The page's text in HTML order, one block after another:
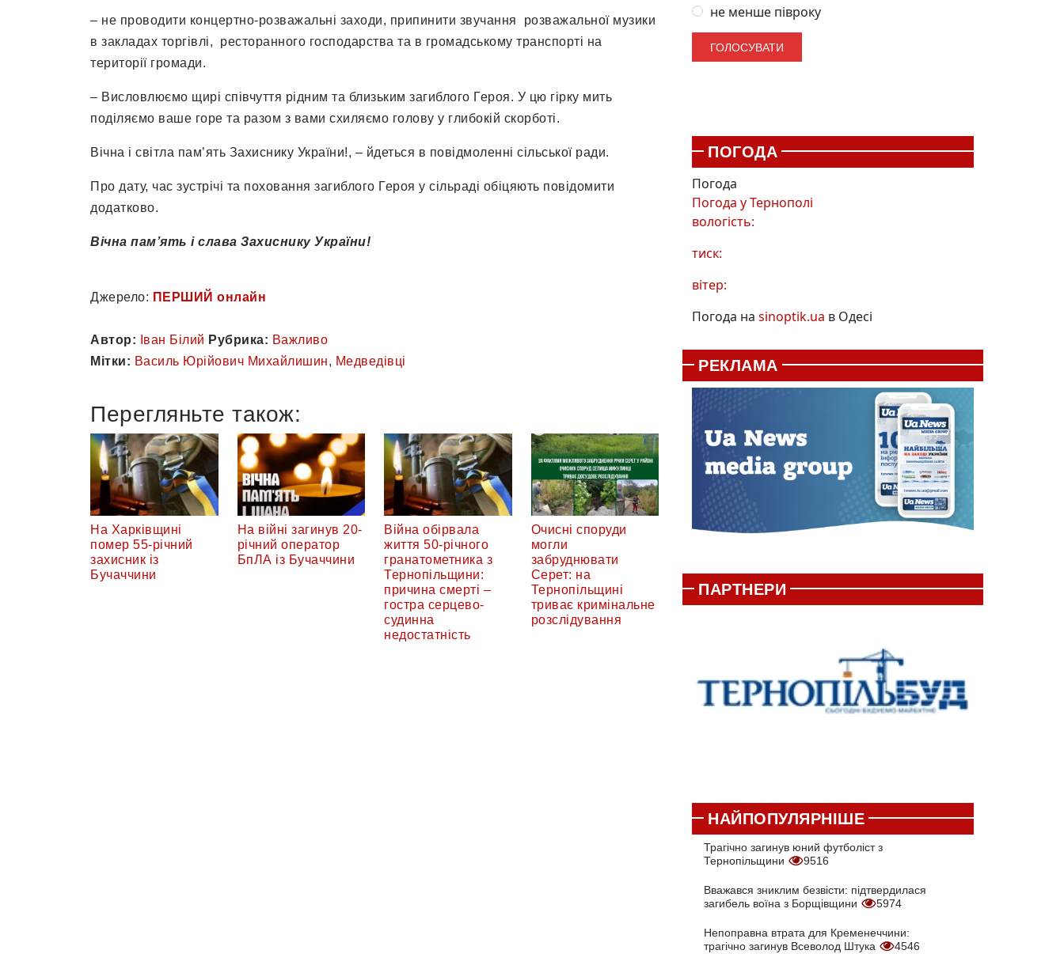
– не проводити концертно-розважальні заходи, припинити звучання розважальної музики
в закладах торгівлі, ресторанного господарства та в громадському транспорті на
території громади.
– Висловлюємо щирі співчуття рідним та близьким загиблого Героя. У цю гірку мить
поділяємо ваше горе та разом з вами схиляємо голову у глибокій скорботі.
Вічна і світла пам’ять Захиснику України!, – йдеться в повідмоленні сільської ради.
Про дату, час зустрічі та поховання загиблого Героя у сільраді обіцяють повідомити
додатково.
Вічна пам’ять і слава Захиснику України!
Джерело: ПЕРШИЙ онлайн
Автор: Іван Білий Рубрика: Важливо
Мітки: Василь Юрійович Михайлишин, Медведівці
Перегляньте також:
На Харківщині
помер 55-річний
захисник із
Бучаччини
На війні загинув 20-
річний оператор
БпЛА із Бучаччини
Війна обірвала
життя 50-річного
гранатометника з
Тернопільщини:
причина смерті –
гостра серцево-
судинна
недостатність
Очисні споруди
могли
забруднювати
Серет: на
Тернопільщині
триває кримінальне
розслідування
не менше півроку
ПОГОДА
Погода
Погода уТернополі
вологість:
тиск:
вітер:
Погода на sinoptik.ua в Одесі
РЕКЛАМА
ПАРТНЕРИ
НАЙПОПУЛЯРНІШЕ
Трагічно загинув юний футболіст з
Тернопільщини
9516
Вважався зниклим безвісти: підтвердилася
загибель воїна з Борщівщини
5974
Непоправна втрата для Кременеччини:
трагічно загинув Всеволод Штука
4546